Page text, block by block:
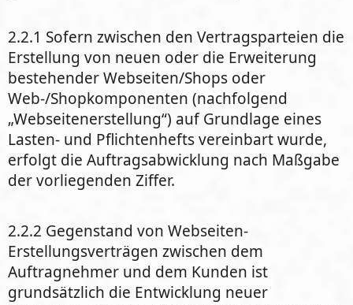
2.2.1 Sofern zwischen den Vertragsparteien die
Erstellung von neuen oder die Erweiterung
bestehender Webseiten/Shops oder
Web-/Shopkomponenten (nachfolgend
„Webseitenerstellung“) auf Grundlage eines
Lasten- und Pflichtenhefts vereinbart wurde,
erfolgt die Auftragsabwicklung nach Maßgabe
der vorliegenden Ziffer.
2.2.2 Gegenstand von Webseiten-
Erstellungsverträgen zwischen dem
Auftragnehmer und dem Kunden ist
grundsätzlich die Entwicklung neuer